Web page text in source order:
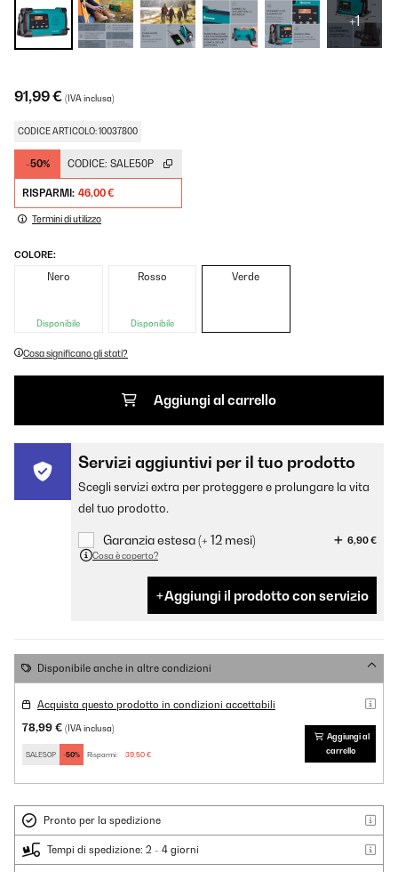
+1
91,99 € (IVA inclusa)
CODICE ARTICOLO: 10037800
-50% CODICE: SALE50P
RISPARMI: 46,00 €
Termini di utilizzo
COLORE:
Nero
Disponibile
Rosso
Disponibile
Verde
Cosa significano gli stati?
Aggiungi al carrello
Servizi aggiuntivi per il tuo prodotto
Scegli servizi extra per proteggere e prolungare la vita
del tuo prodotto.
Garanzia estesa (+ 12 mesi)
6,90 €
Cosa è coperto?
Aggiungi il prodotto con servizio
Disponibile anche in altre condizioni
Acquista questo prodotto in condizioni accettabili
78,99 € (IVA inclusa)
SALE50P -50% Risparmi: 39,50 €
Aggiungi al
carrello
Pronto per la spedizione
Tempi di spedizione: 2 - 4 giorni